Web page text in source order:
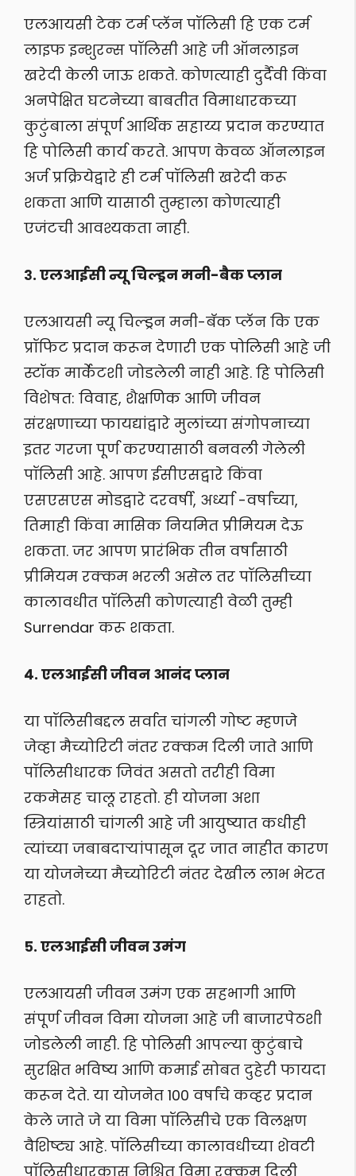
एलआयसी टेक टर्म प्लॅन पॉलिसी हि एक टर्म
लाइफ इन्शुरन्स पॉलिसी आहे जी ऑनलाइन
खरेदी केली जाऊ शकते. कोणत्याही दुर्दैवी किंवा
अनपेक्षित घटनेच्या बाबतीत विमाधारकच्या
कुटुंबाला संपूर्ण आर्थिक सहाय्य प्रदान करण्यात
हि पोलिसी कार्य करते. आपण केवळ ऑनलाइन
अर्ज प्रक्रियेद्वारे ही टर्म पॉलिसी खरेदी करू
शकता आणि यासाठी तुम्हाला कोणत्याही
एजंटची आवश्यकता नाही.
३. एलआईसी न्यू चिल्ड्रन मनी-बैक प्लान
एलआयसी न्यू चिल्ड्रन मनी-बॅक प्लॅन कि एक
प्रॉफिट प्रदान करून देणारी एक पोलिसी आहे जी
स्टॉक मार्केटशी जोडलेली नाही आहे. हि पोलिसी
विशेषत: विवाह, शैक्षणिक आणि जीवन
संरक्षणाच्या फायद्यांद्वारे मुलांच्या संगोपनाच्या
इतर गरजा पूर्ण करण्यासाठी बनवली गेलेली
पॉलिसी आहे. आपण ईसीएसद्वारे किंवा
एसएसएस मोडद्वारे दरवर्षी, अर्ध्या -वर्षाच्या,
तिमाही किंवा मासिक नियमित प्रीमियम देऊ
शकता. जर आपण प्रारंभिक तीन वर्षांसाठी
प्रीमियम रक्कम भरली असेल तर पॉलिसीच्या
कालावधीत पॉलिसी कोणत्याही वेळी तुम्ही
Surrendar करू शकता.
४. एलआईसी जीवन आनंद प्लान
या पॉलिसीबद्दल सर्वात चांगली गोष्ट म्हणजे
जेव्हा मैच्योरिटी नंतर रक्कम दिली जाते आणि
पॉलिसीधारक जिवंत असतो तरीही विमा
रकमेसह चालू राहतो. ही योजना अशा
स्त्रियांसाठी चांगली आहे जी आयुष्यात कधीही
त्यांच्या जबाबदाऱ्यांपासून दूर जात नाहीत कारण
या योजनेच्या मैच्योरिटी नंतर देखील लाभ भेटत
राहतो.
५. एलआईसी जीवन उमंग
एलआयसी जीवन उमंग एक सहभागी आणि
संपूर्ण जीवन विमा योजना आहे जी बाजारपेठशी
जोडलेली नाही. हि पोलिसी आपल्या कुटुंबाचे
सुरक्षित भविष्य आणि कमाई सोबत दुहेरी फायदा
करून देते. या योजनेत 100 वर्षांचे कव्हर प्रदान
केले जाते जे या विमा पॉलिसीचे एक विलक्षण
वैशिष्ट्य आहे. पॉलिसीच्या कालावधीच्या शेवटी
पॉलिसीधारकास निश्चित विमा रक्कम दिली